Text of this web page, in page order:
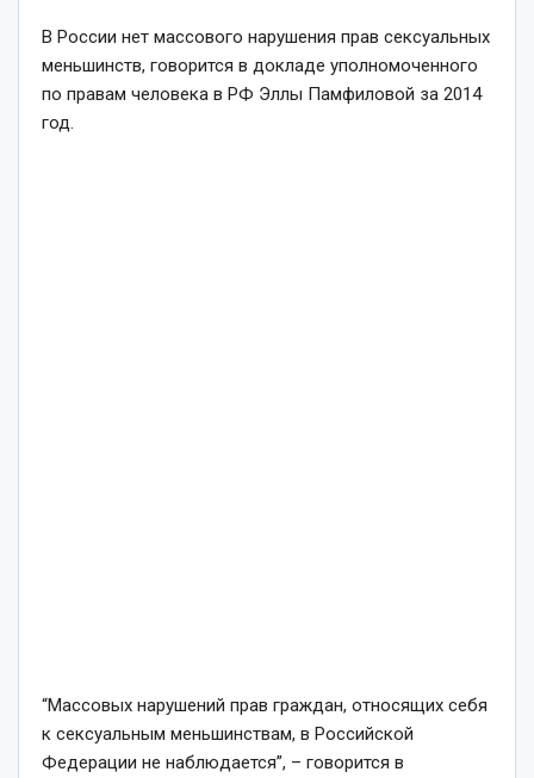
В России нет массового нарушения прав сексуальных
меньшинств, говорится в докладе уполномоченного
по правам человека в РФ Эллы Памфиловой за 2014
год.
“Массовых нарушений прав граждан, относящих себя
к сексуальным меньшинствам, в Российской
Федерации не наблюдается”, – говорится в